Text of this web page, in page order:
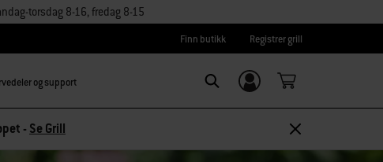
torsdag 8-16, fredag 8-15
Finn butikk Registrer grill
og support
Logg inn/
Registrer deg
- Se Grill